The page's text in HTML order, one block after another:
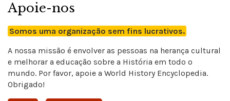
Apoie-nos
Somos uma organização sem fins lucrativos.
A nossa missão é envolver as pessoas na herança cultural
e melhorar a educação sobre a História em todo o
mundo. Por favor, apoie a World History Encyclopedia.
Obrigado!